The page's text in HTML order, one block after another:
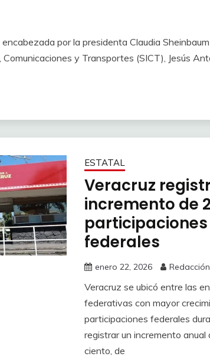
por la presidenta Claudia
y Transportes (SICT), Jesús
ESTATAL
Veracruz
incremento de
participaciones
federales
enero 22, 2026 Redacción
Veracruz se ubicó entre las
federativas con mayor
participaciones federales
registrar un incremento anual
ciento, de